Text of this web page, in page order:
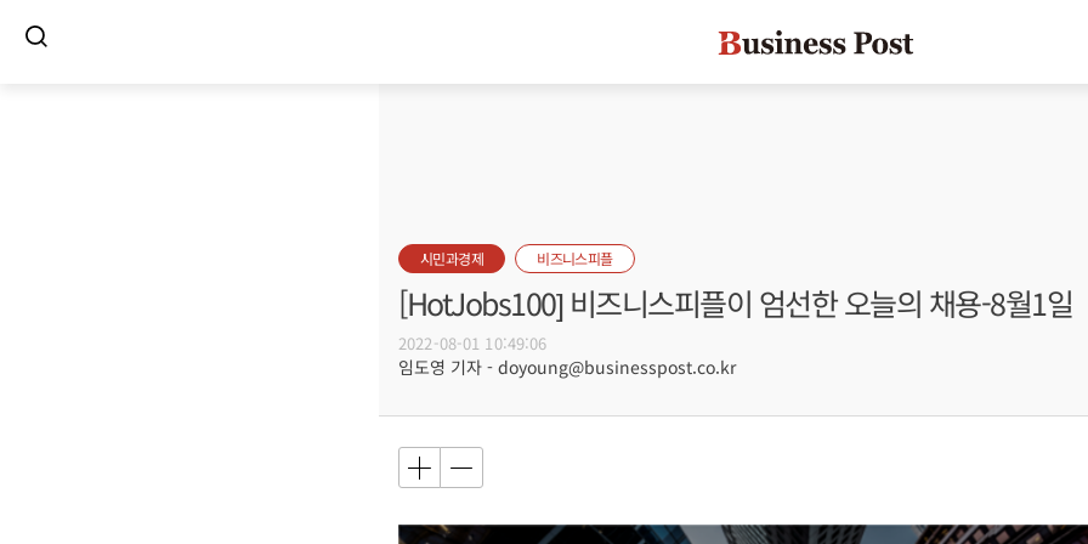
시민과경제 비즈니스피플
[HotJobs100] 비즈니스피플이 엄선한 오늘의 채용-8월1일
2022-08-01 10:49:06
임도영 기자 - doyoung@businesspost.co.kr